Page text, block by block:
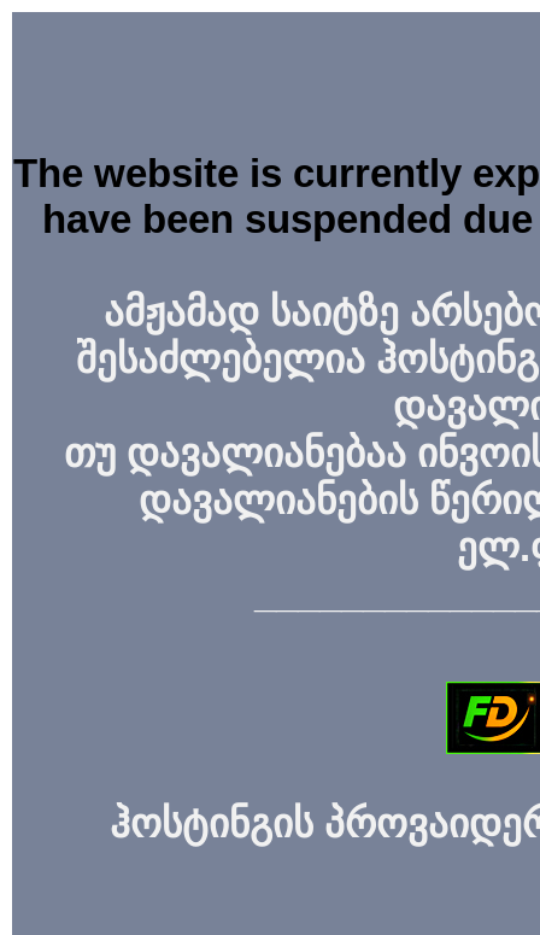
The website is currently
have been suspended
ამჟამად საიტზე
შესაძლებელია
თუ დავალიანებაა
დავალიანების
ჰოსტინგის